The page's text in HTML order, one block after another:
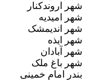
شهر اروندکنار
شهر امیدیه
شهر اندیمشک
شهر ایذه
شهر آبادان
شهر باغ‌ ملک
بندر امام خمینی